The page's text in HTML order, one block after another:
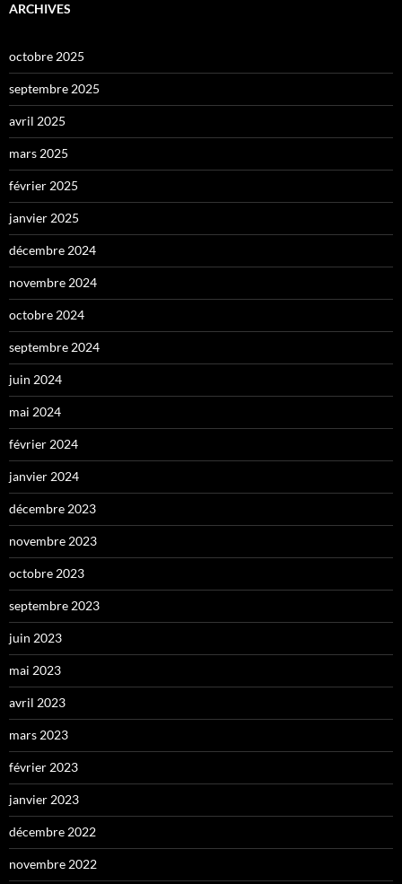
ARCHIVES
octobre 2025
septembre 2025
avril 2025
mars 2025
février 2025
janvier 2025
décembre 2024
novembre 2024
octobre 2024
septembre 2024
juin 2024
mai 2024
février 2024
janvier 2024
décembre 2023
novembre 2023
octobre 2023
septembre 2023
juin 2023
mai 2023
avril 2023
mars 2023
février 2023
janvier 2023
décembre 2022
novembre 2022